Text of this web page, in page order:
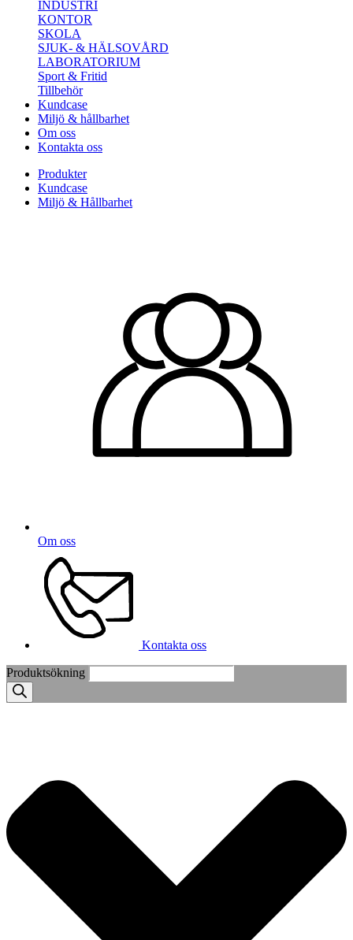
INDUSTRI
KONTOR
SKOLA
SJUK- & HÄLSOVÅRD
LABORATORIUM
Sport & Fritid
Tillbehör
Kundcase
Miljö & hållbarhet
Om oss
Kontakta oss
Produkter
Kundcase
Miljö & Hållbarhet
Om oss
Kontakta oss
Produktsökning